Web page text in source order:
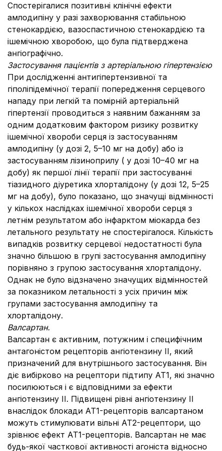
Спостерігалися позитивні клінічні ефекти
амлодипіну у разі захворювання стабільною
стенокардією, вазоспастичною стенокардією та
ішемічною хворобою, що була підтверджена
ангіографічно.
Застосування пацієнтів з артеріальною гіпертензією
При дослідженні антигіпертензивної та
гіполіпідемічної терапії попередження серцевого
нападу при легкій та помірній артеріальній
гіпертензії проводиться з наявним бажанням за
одним додатковим фактором ризику розвитку
ішемічної хвороби серця із застосуванням
амлодипіну (у дозі 2, 5–10 мг на добу) або із
застосуванням лізиноприлу ( у дозі 10–40 мг на
добу) як першої лінії терапії при застосуванні
тіазидного діуретика хлорталідону (у дозі 12, 5–25
мг на добу), було показано, що значущі відмінності
у кількох наслідках ішемічної хвороби серця з
летнім результатом або інфарктом міокарда без
летального результату не спостерігалося. Кількість
випадків розвитку серцевої недостатності була
значно більшою в групі застосування амлодипіну
порівняно з групою застосування хлорталідону.
Однак не було відзначено значущих відмінностей
за показником летальності з усіх причин між
групами застосування амлодипіну та
хлорталідону.
Валсартан.
Валсартан є активним, потужним і специфічним
антагоністом рецепторів ангіотензину ІІ, який
призначений для внутрішнього застосування. Він
діє вибірково на рецептори підтипу АТ1, які значно
посилюються і є відповідними за ефекти
ангіотензину ІІ. Підвищені рівні ангіотензину II
внаслідок блокади АТ1-рецепторів валсартаном
можуть стимулювати вільні АТ2-рецептори, що
зрівнює ефект АТ1-рецепторів. Валсартан не має
будь-якої часткової активності агоніста відносно